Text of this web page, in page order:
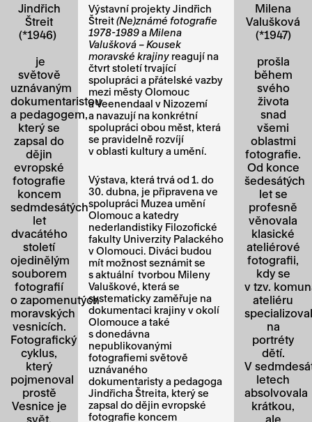
Jindřich
Štreit
(*1946)
je
světově
uznávaným
dokumentaristou
a pedagogem,
který se
zapsal do
dějin
evropské
fotografie
koncem
sedmdesátých
let
dvacátého
století
ojedinělým
souborem
fotografií
o zapomenutých
moravských
vesnicích.
Fotografický
cyklus,
který
pojmenoval
prostě
Vesnice je
svět,
Milena
Valušková
(*1947)
prošla
během
svého
života
snad
všemi
oblastmi
fotografie.
Od konce
šedesátých
let se
profesně
věnovala
klasické
ateliérové
fotografii,
kdy se
v tzv.
ateliéru
na
portréty
dětí.
V
letech
absolvovala
krátkou,
ale
Výstavní projekty Jindřich
Štreit(Ne)známé fotografie
1978-1989a Milena
Valušková – Kousek
moravské krajiny reagují na
čtvrt století trvající
spolupráci a přátelské vazby
mezi městy Olomouc
a Veenendaal v Nizozemí
a navazují na konkrétní
spolupráci obou měst, která
se pravidelně rozvíjí
v oblasti kultury a umění.
Výstava, která trvá od 1. do
30. dubna, je připravena ve
spolupráci Muzea umění
Olomouc a katedry
nederlandistiky Filozofické
fakulty Univerzity Palackého
v Olomouci. Diváci budou
mít možnost seznámit se
s aktuální tvorbou Mileny
Valuškové, která se
systematicky zaměřuje na
dokumentaci krajiny v okolí
Olomouce a také
s donedávna
nepublikovanými
fotografiemi světově
uznávaného
dokumentaristy a pedagoga
Jindřicha Štreita, který se
zapsal do dějin evropské
fotografie koncem